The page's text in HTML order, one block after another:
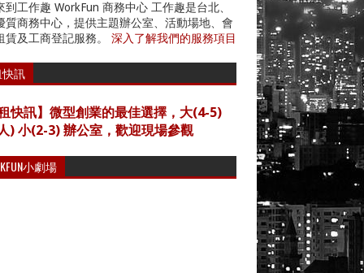
到工作趣 WorkFun 商務中心 工作趣是台北、
質商務中心，提供主題辦公室、活動場地、會
賃及工商登記服務。 深入了解我們的服務項目
訊
快訊】微型創業的最佳選擇，大(4-5)
) 小(2-3) 辦公室，歡迎現場參觀
小劇場